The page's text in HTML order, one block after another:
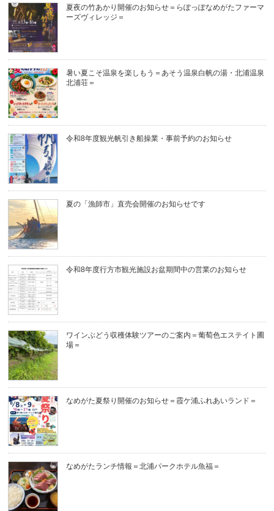
夏夜の竹あかり開催のお知らせ＝らぽっぽなめがたファーマ
ーズヴィレッジ＝
暑い夏こそ温泉を楽しもう＝あそう温泉白帆の湯・北浦温泉
北浦荘＝
令和8年度観光帆引き船操業・事前予約のお知らせ
夏の「漁師市」直売会開催のお知らせです
令和8年度行方市観光施設お盆期間中の営業のお知らせ
ワインぶどう収穫体験ツアーのご案内＝葡萄色エステイト圃
場＝
なめがた夏祭り開催のお知らせ＝霞ケ浦ふれあいランド＝
なめがたランチ情報＝北浦パークホテル魚福＝